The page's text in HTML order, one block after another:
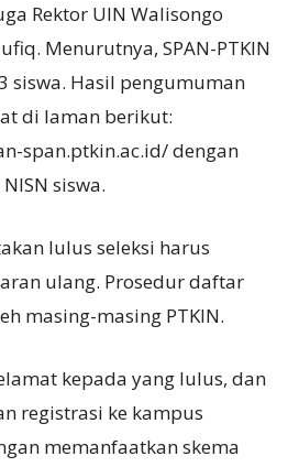
Rektor UIN Walisongo
Menurutnya, SPAN-PTKIN
siswa. Hasil pengumuman
di laman berikut:
span.ptkin.ac.id/ dengan
siswa.
lulus seleksi harus
ulang. Prosedur daftar
masing-masing PTKIN.
kepada yang lulus, dan
registrasi ke kampus
memanfaatkan skema